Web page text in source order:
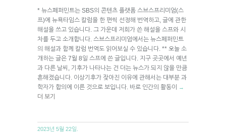
* 뉴스페퍼민트는 SBS의 콘텐츠 플랫폼 스브스프리미엄(스
프)에 뉴욕타임스 칼럼을 한 편씩 선정해 번역하고, 글에 관한
해설을 쓰고 있습니다. 그 가운데 저희가 쓴 해설을 스프와 시
차를 두고 소개합니다. 스브스프리미엄에서는 뉴스페퍼민트
의 해설과 함께 칼럼 번역도 읽어보실 수 있습니다. ** 오늘 소
개하는 글은 7월 8일 스프에 쓴 글입니다. 지구 곳곳에서 예년
과 다른 날씨, 기후가 나타나는 건 더는 뉴스가 되지 않을 만큼
흔해졌습니다. 이상기후가 잦아진 이유에 관해서는 대부분 과
학자가 합의에 이른 것으로 보입니다. 바로 인간의 활동이
→
더 보기
2023년 5월 22일.